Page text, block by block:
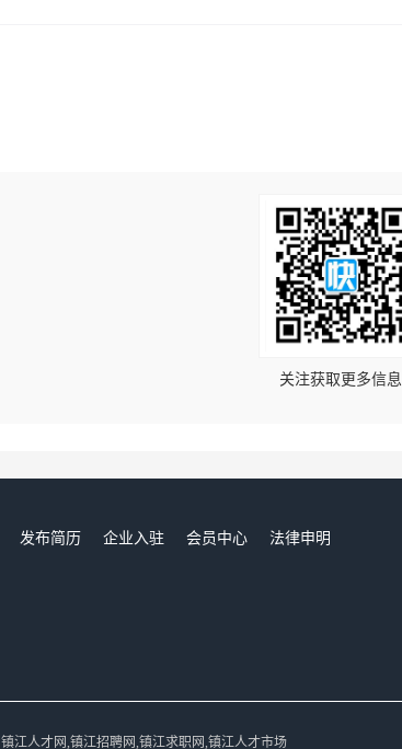
关注获取更多信息
发布简历 企业入驻 会员中心
法律申明
镇江人才网,镇江招聘网,镇江求职网,镇江人才市场